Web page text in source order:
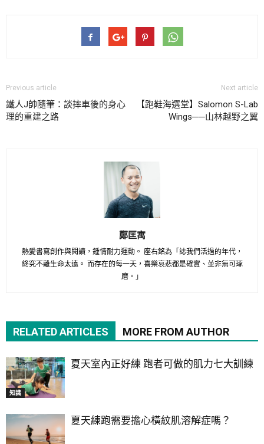
Previous article
鐵人J帥隨筆：談摔車後的身心
理的重建之路
Next article
【跑鞋海選堂】Salomon S-Lab
Wings──山林越野之翼
鄭匡寓
熱愛書寫創作與閱讀，鍾情耐力運動。 座右銘為「誌我們活過的年代，
終究不離生命太遠。 而存在的每一天，喜樂哀悲都是確實、並非無可琢
磨。」
RELATED ARTICLES MORE FROM AUTHOR
知識
夏天室內正好練 跑者可做的肌力七大訓練
夏天練跑需要擔心橫紋肌溶解症嗎？